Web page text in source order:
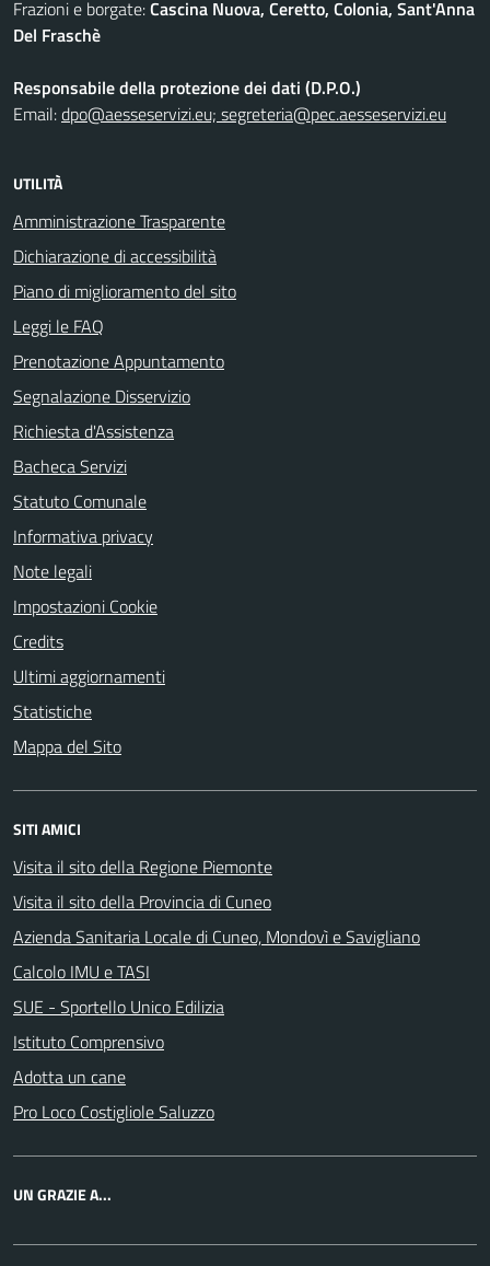
Frazioni e borgate:Cascina Nuova, Ceretto, Colonia, Sant'Anna
Del Fraschè
Responsabile della protezione dei dati (D.P.O.)
Email:dpo@aesseservizi.eu; segreteria@pec.aesseservizi.eu
UTILITÀ
Amministrazione Trasparente
Dichiarazione di accessibilità
Piano di miglioramento del sito
Leggi le FAQ
Prenotazione Appuntamento
Segnalazione Disservizio
Richiesta d'Assistenza
Bacheca Servizi
Statuto Comunale
Informativa privacy
Note legali
Impostazioni Cookie
Credits
Ultimi aggiornamenti
Statistiche
Mappa del Sito
SITI AMICI
Visita il sito della Regione Piemonte
Visita il sito della Provincia di Cuneo
Azienda Sanitaria Locale di Cuneo, Mondovì e Savigliano
Calcolo IMU e TASI
SUE - Sportello Unico Edilizia
Istituto Comprensivo
Adotta un cane
Pro Loco Costigliole Saluzzo
UN GRAZIE A...